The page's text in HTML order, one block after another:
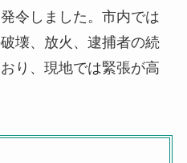
令しました。市内では
壊、放火、逮捕者の続
り、現地では緊張が高